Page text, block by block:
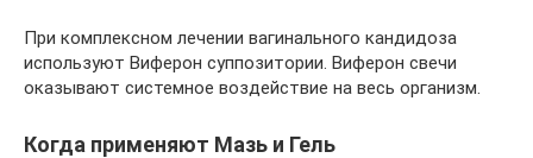
При комплексном лечении вагинального кандидоза
используют Виферон суппозитории. Виферон свечи
оказывают системное воздействие на весь организм.
Когда применяют Мазь и Гель